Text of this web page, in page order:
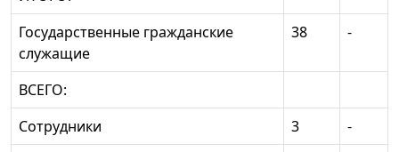
Государственные гражданские
служащие
38 -
ВСЕГО:
Сотрудники
3
-